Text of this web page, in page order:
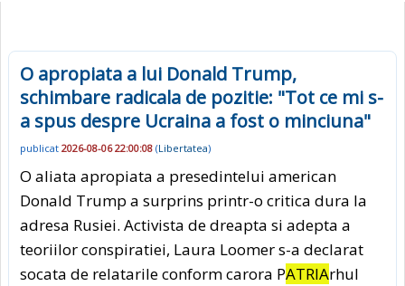
O apropiata a lui Donald Trump,
schimbare radicala de pozitie: "Tot ce mi s-
a spus despre Ucraina a fost o minciuna"
publicat 2026-08-06 22:00:08 (Libertatea)
O aliata apropiata a presedintelui american
Donald Trump a surprins printr-o critica dura la
adresa Rusiei. Activista de dreapta si adepta a
teoriilor conspiratiei, Laura Loomer s-a declarat
socata de relatarile conform carora PATRIArhul